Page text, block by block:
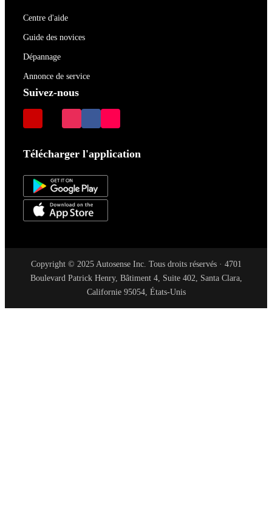
Centre d'aide
Guide des novices
Dépannage
Annonce de service
Suivez-nous
Télécharger l'application
Copyright © 2025 Autosense Inc. Tous droits réservés · 4701
Boulevard Patrick Henry, Bâtiment 4, Suite 402, Santa Clara,
Californie 95054, États-Unis